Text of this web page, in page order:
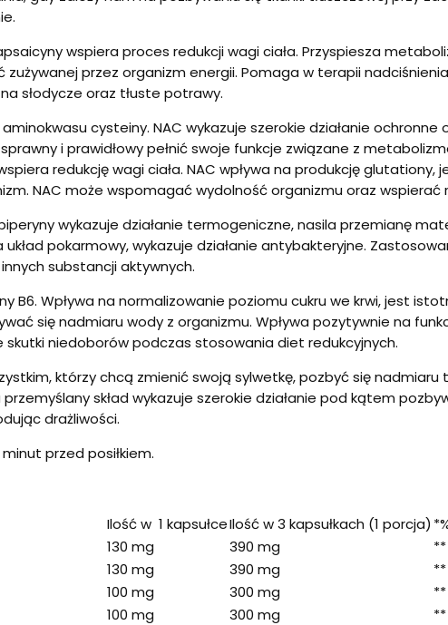
wspiera proces redukcji wagi ciała. Przyspiesza
zużywanej przez organizm energii. Pomaga w terapii
słodycze oraz tłuste potrawy.
cysteiny. NAC wykazuje szerokie działanie ochronne
i prawidłowy pełnić swoje funkcje związane z
redukcję wagi ciała. NAC wpływa na produkcję glutationy,
NAC może wspomagać wydolność organizmu oraz
wykazuje działanie termogeniczne, nasila przemianę
pokarmowy, wykazuje działanie antybakteryjne.
substancji aktywnych.
B6. Wpływa na normalizowanie poziomu cukru we krwi, jest
się nadmiaru wody z organizmu. Wpływa pozytywnie na
niedoborów podczas stosowania diet redukcyjnych.
którzy chcą zmienić swoją sylwetkę, pozbyć się nadmiaru
skład wykazuje szerokie działanie pod kątem
drażliwości.
przed posiłkiem.
Ilość w 1 kapsułceIlość w 3 kapsułkach (1 porcja)
130 mg 390 mg
**
130 mg 390 mg
**
100 mg 300 mg
**
100 mg 300 mg
**